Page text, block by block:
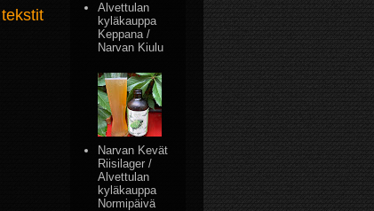
Alvettulan
kyläkauppa
Keppana /
Narvan Kiulu
Narvan Kevät
Riisilager /
Alvettulan
kyläkauppa
Normipäivä